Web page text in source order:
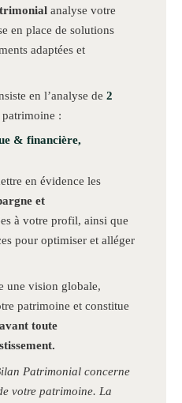
analyse votre
en place de solutions
adaptées et
en l’analyse de 2
patrimoine :
& financière,
en évidence les
et
à votre profil, ainsi que
pour optimiser et alléger
une vision globale,
patrimoine et constitue
toute
Patrimonial concerne
votre patrimoine. La